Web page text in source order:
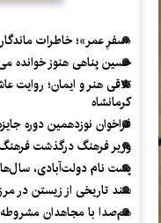
«سفرِ عمر»؛ خاطرات
حسین پناهی هنوز خوانده
تلاقی هنر و ایمان؛ روایت
کرمانشاه
فراخوان نوزدهمین دوره
وزیر فرهنگ درگذشت
پشت نام دولت‌آبادی،
سند تاریخی از زیستن در
هم‌صدا با مجاهدان مشروطه